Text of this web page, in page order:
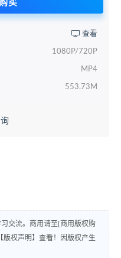
买
查看
1080P/720P
MP4
553.73M
交流。商用请至[商用版权购
权声明】查看！因版权产生